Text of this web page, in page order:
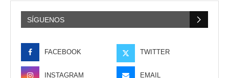
SÍGUENOS
FACEBOOK TWITTER
INSTAGRAM EMAIL